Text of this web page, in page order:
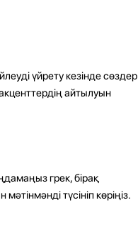
үйрету кезінде сөздер
айтылуын
грек, бірақ
түсініп көріңіз.